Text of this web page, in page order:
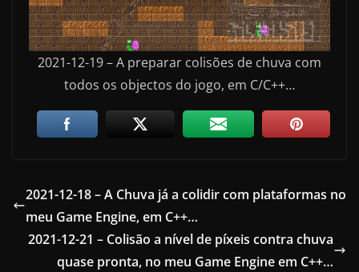
2021-12-19 – A preparar colisões de chuva com
todos os objectos do jogo, em C/C++…
2021-12-18 – A Chuva já a colidir com plataformas no
meu Game Engine, em C++…
2021-12-21 – Colisão a nível de píxeis contra chuva
quase pronta, no meu Game Engine em C++…